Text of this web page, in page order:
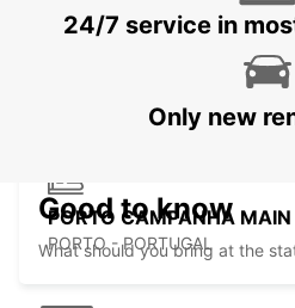
PORTO AIRPORT
PORTO CAMPANHA MAIN
PORTO - PORTUGAL
24/7 service in
Only new
Good to know
What should you bring at the